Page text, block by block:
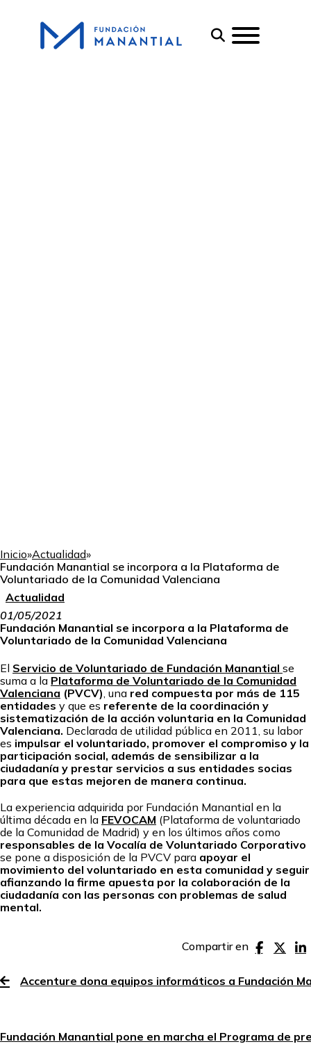
Inicio»Actualidad»
Fundación Manantial se incorpora a la Plataforma de
Voluntariado de la Comunidad Valenciana
Actualidad
01/05/2021
Fundación Manantial se incorpora a la Plataforma de
Voluntariado de la Comunidad Valenciana
El Servicio de Voluntariado de Fundación Manantial se
suma a la Plataforma de Voluntariado de la Comunidad
Valenciana (PVCV), una red compuesta por más de 115
entidades y que es referente de la coordinación y
sistematización de la acción voluntaria en la Comunidad
Valenciana. Declarada de utilidad pública en 2011, su labor
es impulsar el voluntariado, promover el compromiso y la
participación social, además de sensibilizar a la
ciudadanía y prestar servicios a sus entidades socias
para que estas mejoren de manera continua.
La experiencia adquirida por Fundación Manantial en la
última década en la FEVOCAM (Plataforma de voluntariado
de la Comunidad de Madrid) y en los últimos años como
responsables de la Vocalía de Voluntariado Corporativo
se pone a disposición de la PVCV para apoyar el
movimiento del voluntariado en esta comunidad y seguir
afianzando la firme apuesta por la colaboración de la
ciudadanía con las personas con problemas de salud
mental.
Compartir en
Accenture dona equipos informáticos a Fundación
Fundación Manantial pone en marcha el Programa de